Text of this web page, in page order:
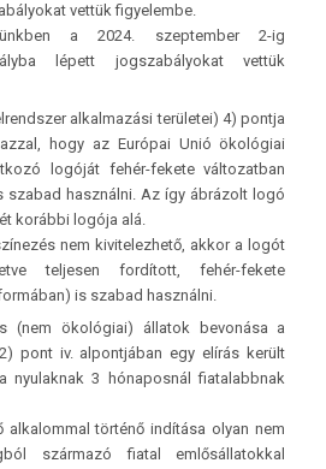
vettük figyelembe.
a 2024. szeptember 2-ig
lépett jogszabályokat vettük
alkalmazási területei) 4) pontja
hogy az Európai Unió ökológiai
logóját fehér-fekete változatban
szabad használni. Az így ábrázolt logó
korábbi logója alá.
nem kivitelezhető, akkor a logót
teljesen fordított, fehér-fekete
is szabad használni.
(nem ökológiai) állatok bevonása a
pont iv. alpontjában egy elírás került
nyulaknak 3 hónaposnál fiatalabbnak
alkalommal történő indítása olyan nem
származó fiatal emlősállatokkal